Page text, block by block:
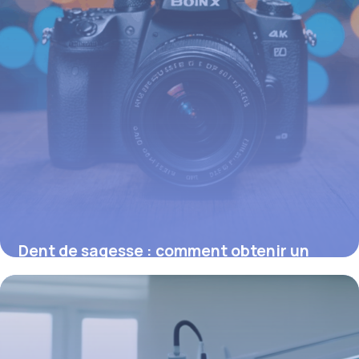
Dent de sagesse : comment obtenir un
remboursement et éviter les
complications